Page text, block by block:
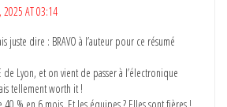
AT 03:14
juste dire : BRAVO à l’auteur pour ce résumé
de Lyon, et on vient de passer à l’électronique
tellement worth it !